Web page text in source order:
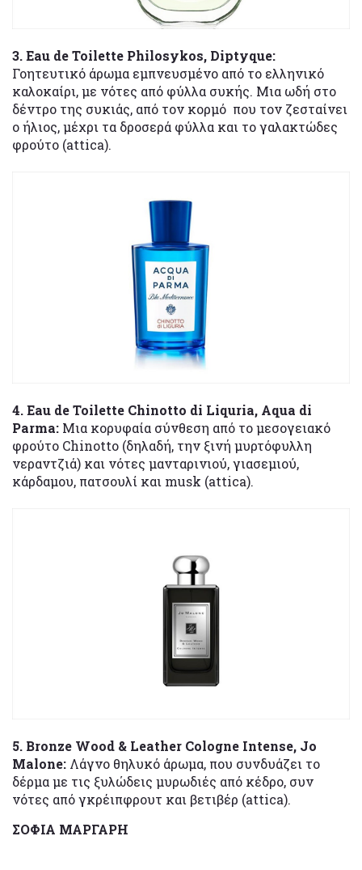
3. Eau de Toilette Philosykos, Diptyque:
Γοητευτικό άρωμα εμπνευσμένο από το ελληνικό
καλοκαίρι, με νότες από φύλλα συκής. Μια ωδή στο
δέντρο της συκιάς, από τον κορμό που τον ζεσταίνει
ο ήλιος, μέχρι τα δροσερά φύλλα και το γαλακτώδες
φρούτο (attica).
4. Eau de Toilette Chinotto di Liquria, Aqua di
Parma: Μια κορυφαία σύνθεση από το μεσογειακό
φρούτο Chinotto (δηλαδή, την ξινή μυρτόφυλλη
νεραντζιά) και νότες μανταρινιού, γιασεμιού,
κάρδαμου, πατσουλί και musk (attica).
5. Bronze Wood & Leather Cologne Intense, Jo
Malone: Λάγνο θηλυκό άρωμα, που συνδυάζει το
δέρμα με τις ξυλώδεις μυρωδιές από κέδρο, συν
νότες από γκρέιπφρουτ και βετιβέρ (attica).
ΣΟΦΙΑ ΜΑΡΓΑΡΗ